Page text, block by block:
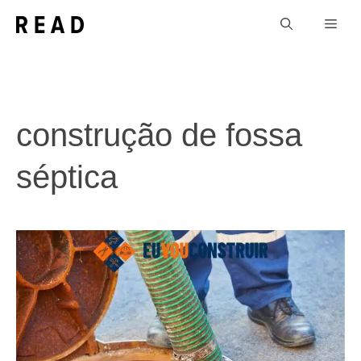
para
construção de fossa
séptica